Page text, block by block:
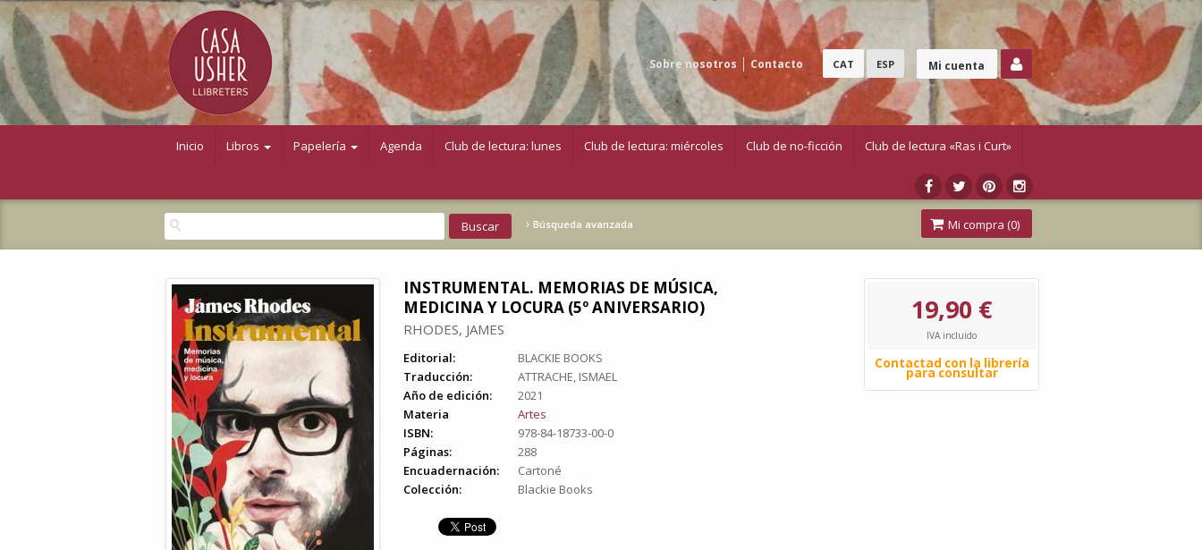
Mi cuenta
CAT ESP
Sobre nosotros Contacto
Inicio Libros Papelería Agenda Club de lectura: lunes Club de lectura: miércoles Club de no-ficción Club de lectura «Ras i Curt»
Búsqueda avanzada Mi compra (0)
INSTRUMENTAL. MEMORIAS DE MÚSICA,
MEDICINA Y LOCURA (5º ANIVERSARIO)
RHODES, JAMES
Editorial:
BLACKIE BOOKS
Traducción:
ATTRACHE, ISMAEL
Año de edición:
2021
Materia
Artes
ISBN:
978-84-18733-00-0
Páginas:
288
Encuadernación:
Cartoné
Colección:
Blackie Books
19,90 €
IVA incluido
Contactad con la librería
para consultar